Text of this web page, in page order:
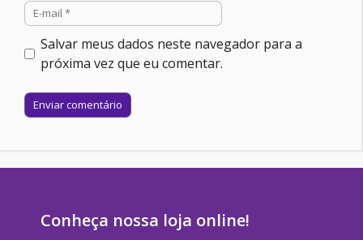
E-
mail
Salvar meus dados neste navegador para a
próxima vez que eu comentar.
Site
Conheça nossa loja online!